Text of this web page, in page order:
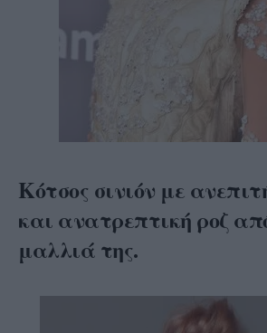
Κότσος σινιόν με
και ανατρεπτική ροζ
μαλλιά της.